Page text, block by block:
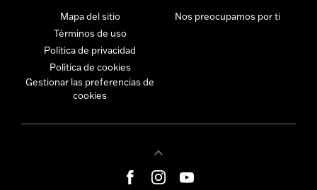
Mapa del sitio
Términos de uso
Política de privacidad
Política de cookies
Gestionar las preferencias de
cookies
Nos preocupamos por ti